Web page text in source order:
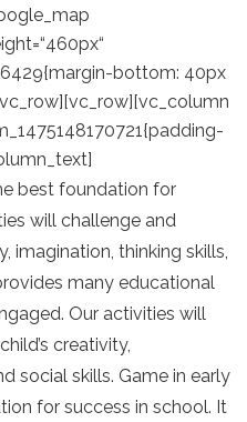
bottom: 40px
best foundation for
will challenge and
imagination, thinking skills,
many educational
Our activities will
creativity,
social skills. Game in early
for success in school. It